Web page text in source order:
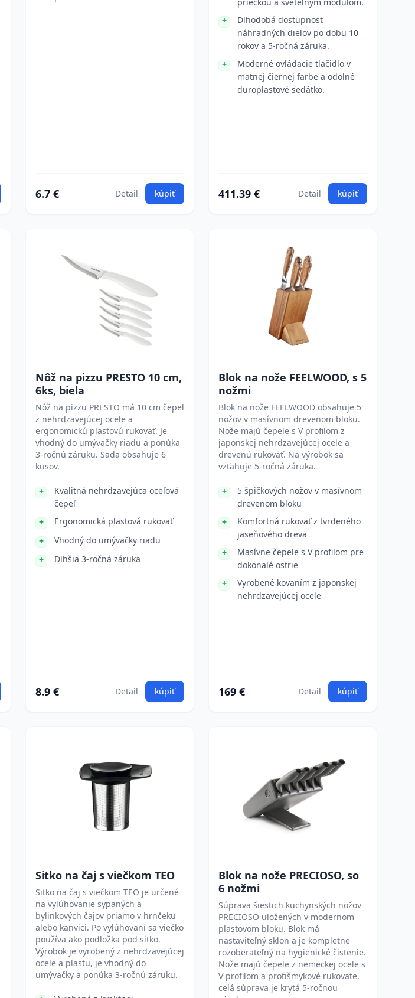
6.7 € Detail kúpiť
Dlhodobá dostupnosť
náhradných dielov po dobu 10
rokov a 5-ročná záruka.
Moderné ovládacie tlačidlo v
matnej čiernej farbe a odolné
duroplastové sedátko.
411.39 € Detail kúpiť
Nôž na pizzu PRESTO 10 cm,
6ks, biela
Nôž na pizzu PRESTO má 10 cm čepeľ
z nehrdzavejúcej ocele a
ergonomickú plastovú rukoväť. Je
vhodný do umývačky riadu a ponúka
3-ročnú záruku. Sada obsahuje 6
kusov.
Kvalitná nehrdzavejúca oceľová
čepeľ
Ergonomická plastová rukoväť
Vhodný do umývačky riadu
Dlhšia 3-ročná záruka
8.9 € Detail kúpiť
Blok na nože FEELWOOD, s 5
nožmi
Blok na nože FEELWOOD obsahuje 5
nožov v masívnom drevenom bloku.
Nože majú čepele s V profilom z
japonskej nehrdzavejúcej ocele a
drevenú rukoväť. Na výrobok sa
vzťahuje 5-ročná záruka.
5 špičkových nožov v masívnom
drevenom bloku
Komfortná rukoväť z tvrdeného
jaseňového dreva
Masívne čepele s V profilom pre
dokonalé ostrie
Vyrobené kovaním z japonskej
nehrdzavejúcej ocele
169 € Detail kúpiť
Sitko na čaj s viečkom TEO
Sitko na čaj s viečkom TEO je určené
na vylúhovanie sypaných a
bylinkových čajov priamo v hrnčeku
alebo kanvici. Po vylúhovaní sa viečko
používa ako podložka pod sitko.
Výrobok je vyrobený z nehrdzavejúcej
ocele a plastu, je vhodný do
umývačky a ponúka 3-ročnú záruku.
Blok na nože PRECIOSO, so
6 nožmi
Súprava šiestich kuchynských nožov
PRECIOSO uložených v modernom
plastovom bloku. Blok má
nastaviteľný sklon a je kompletne
rozoberateľný na hygienické čistenie.
Nože majú čepele z nemeckej ocele s
V profilom a protišmykové rukoväte,
celá súprava je krytá 5-ročnou